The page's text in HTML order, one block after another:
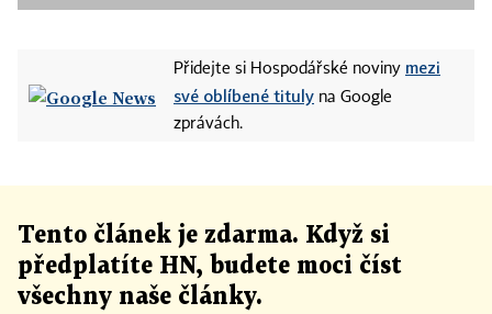
Přidejte si Hospodářské noviny mezi
své oblíbené tituly na Google
zprávách.
Tento článek je zdarma. Když si
předplatíte HN, budete moci číst
všechny naše články.